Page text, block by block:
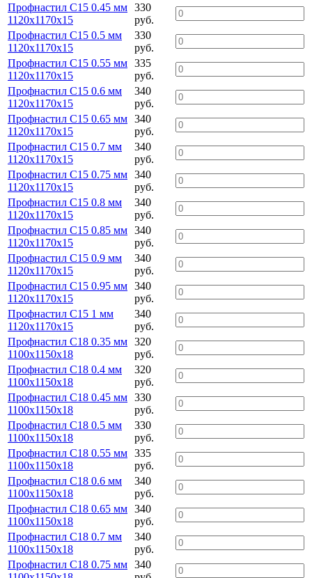
Профнастил С15 0.45 мм
1120х1170х15
330
руб.
Профнастил С15 0.5 мм
1120х1170х15
330
руб.
Профнастил С15 0.55 мм
1120х1170х15
335
руб.
Профнастил С15 0.6 мм
1120х1170х15
340
руб.
Профнастил С15 0.65 мм
1120х1170х15
340
руб.
Профнастил С15 0.7 мм
1120х1170х15
340
руб.
Профнастил С15 0.75 мм
1120х1170х15
340
руб.
Профнастил С15 0.8 мм
1120х1170х15
340
руб.
Профнастил С15 0.85 мм
1120х1170х15
340
руб.
Профнастил С15 0.9 мм
1120х1170х15
340
руб.
Профнастил С15 0.95 мм
1120х1170х15
340
руб.
Профнастил С15 1 мм
1120х1170х15
340
руб.
Профнастил С18 0.35 мм
1100х1150х18
320
руб.
Профнастил С18 0.4 мм
1100х1150х18
320
руб.
Профнастил С18 0.45 мм
1100х1150х18
330
руб.
Профнастил С18 0.5 мм
1100х1150х18
330
руб.
Профнастил С18 0.55 мм
1100х1150х18
335
руб.
Профнастил С18 0.6 мм
1100х1150х18
340
руб.
Профнастил С18 0.65 мм
1100х1150х18
340
руб.
Профнастил С18 0.7 мм
1100х1150х18
340
руб.
Профнастил С18 0.75 мм 340